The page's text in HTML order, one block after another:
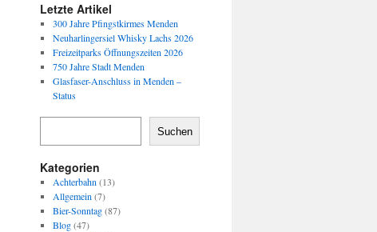
Letzte Artikel
300 Jahre Pfingstkirmes Menden
Neuharlingersiel Whisky Lachs 2026
Freizeitparks Öffnungszeiten 2026
750 Jahre Stadt Menden
Glasfaser-Anschluss in Menden –
Status
Suchen
Kategorien
Achterbahn (13)
Allgemein (7)
Bier-Sonntag(87)
Blog(47)